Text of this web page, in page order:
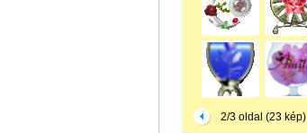
2/3 oldal (23 kép)